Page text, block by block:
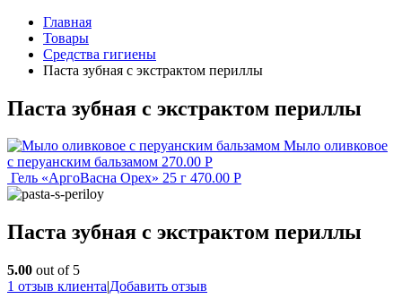
Главная
Товары
Средства гигиены
Паста зубная с экстрактом периллы
Паста зубная с экстрактом периллы
Мыло оливковое
с перуанским бальзамом 270.00 Р
Гель «АргоВасна Орех» 25 г 470.00 Р
Паста зубная с экстрактом периллы
5.00 out of 5
1 отзыв клиента|Добавить отзыв